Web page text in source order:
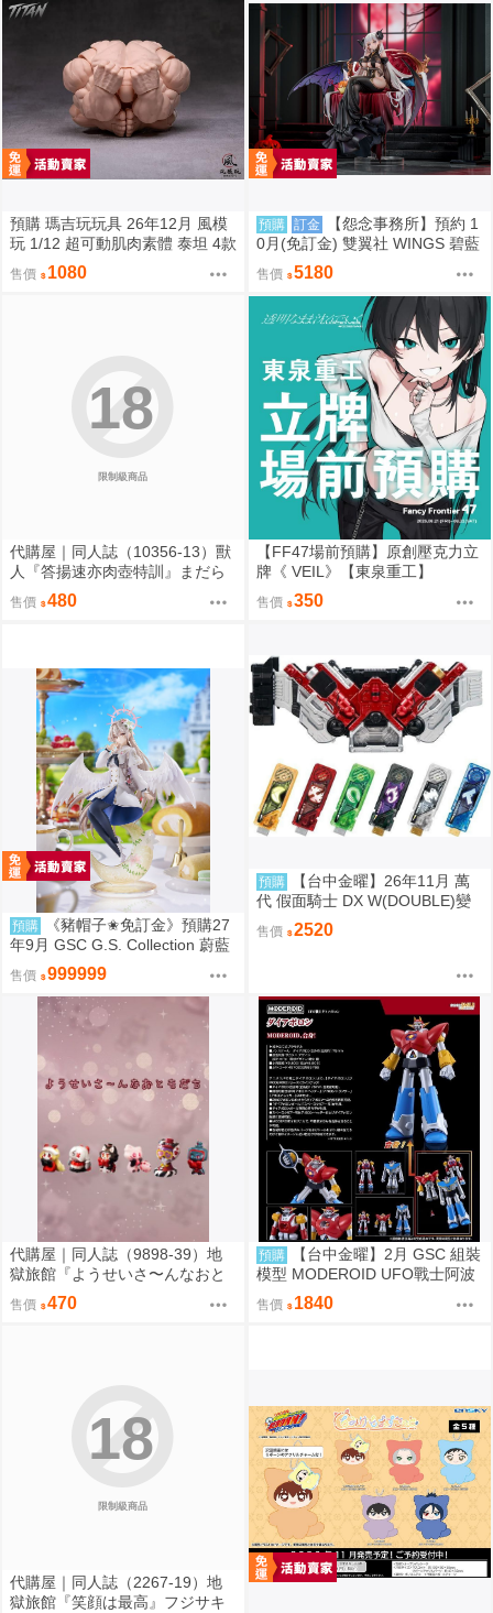
預購 瑪吉玩玩具 26年12月 風模
玩 1/12 超可動肌肉素體 泰坦 4款
膚色 0828
售價 1080
預購 訂金
【怨念事務所】預約 1
0月(免訂金) 雙翼社 WINGS 碧藍
航線 阿爾比恩 銀月下的夜之眷屬
1/7 0927
售價 5180
限制級商品
18
代購屋｜同人誌（10356-13）獸
人『答揚速亦肉壺特訓』まだら
模様 まんだら亭
售價 480
【FF47場前預購】原創壓克力立
牌《 VEIL》【東泉重工】
售價 350
預購
《豬帽子✬免訂金》預購27
年9月 GSC G.S. Collection 蔚藍
檔案 渚 ～花香微笑～ 1/7 0920
售價 999999
預購
【台中金曜】26年11月 萬
代 假面騎士 DX W(DOUBLE)變
身腰帶(平成20周年VER.) 再版 0
814
售價 2520
代購屋｜同人誌（9898-39）地
獄旅館『ようせいさ〜んなおと
もだち』ia さくらんぼアイス
售價 470
預購
【台中金曜】2月 GSC 組裝
模型 MODEROID UFO戰士阿波
羅 大阿波羅 0904
售價 1840
限制級商品
18
代購屋｜同人誌（2267-19）地
獄旅館『笑顔は最高』フジサキ